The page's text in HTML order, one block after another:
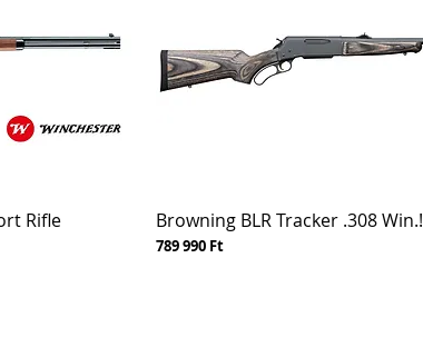
Rifle Browning BLR Tracker .308 Win.!
Ár
789 990 Ft